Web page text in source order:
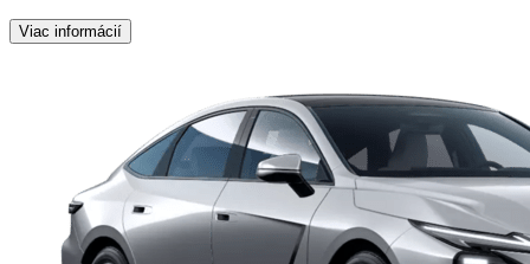
Viac informácií